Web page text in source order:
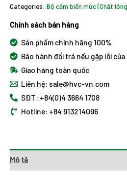
Categories: Bộ cảm biến mức (Chất
Chính sách bán hàng
Sản phẩm chính hãng 100%
Bảo hành đổi trả nếu gặp lỗi
Giao hàng toàn quốc
Liên hệ: sale@hvc-vn.com
SĐT: +84(0)4 3664 1708
Hotline: +84 913214096
Mô tả